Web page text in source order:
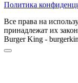
Политика
Все права на
принадлежат их
Burger King -